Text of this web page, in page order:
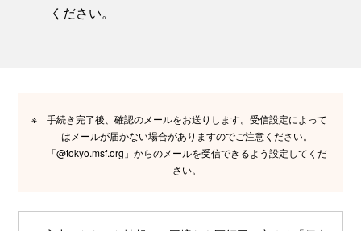
ください。
※
手続き完了後、確認のメールをお送りします。受信設定によって
はメールが届かない場合がありますのでご注意ください。
「@tokyo.msf.org」からのメールを受信できるよう設定してくだ
さい。